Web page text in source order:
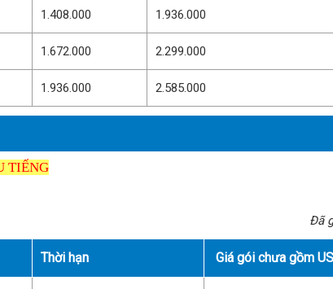
1.408.000 1.936.000
1.672.000 2.299.000
1.936.000 2.585.000
TIẾNG
Đã
Thời hạn Giá gói chưa gồm